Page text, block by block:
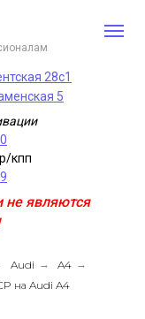
28с1
5
кпп
не являются
Audi → A4 →
на Audi A4